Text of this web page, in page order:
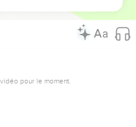
pour le moment.